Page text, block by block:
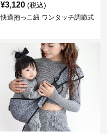
¥3,120 (税込)
快適抱っこ紐 ワンタッチ調節式